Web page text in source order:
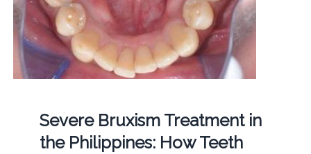
Severe Bruxism Treatment in
the Philippines: How Teeth